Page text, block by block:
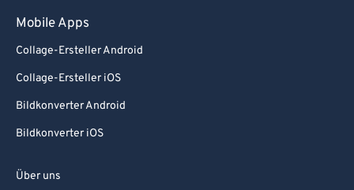
Mobile Apps
Collage-Ersteller Android
Collage-Ersteller iOS
Bildkonverter Android
Bildkonverter iOS
Über uns